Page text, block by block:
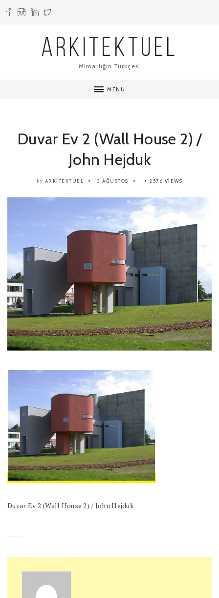
ARKITEKTUEL
Mimarlığın Türkçesi
MENU
Duvar Ev 2 (Wall House 2) /
John Hejduk
by ARKITEKTUEL 13 AĞUSTOS 2576 VIEWS
Duvar Ev 2 (Wall House 2) / John Hejduk